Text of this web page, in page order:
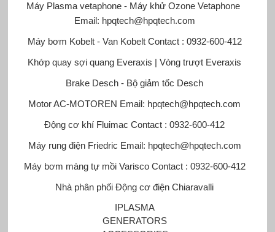
Máy Plasma vetaphone - Máy khử Ozone Vetaphone
Email: hpqtech@hpqtech.com
Máy bơm Kobelt - Van KobeltContact : 0932-600-412
Khớp quay sợi quang Everaxis | Vòng trượt Everaxis
Brake Desch - Bộ giảm tốc Desch
Motor AC-MOTOREN Email: hpqtech@hpqtech.com
Động cơ khí Fluimac Contact : 0932-600-412
Máy rung điện Friedric Email: hpqtech@hpqtech.com
Máy bơm màng tự mồi VariscoContact : 0932-600-412
Nhà phân phối Động cơ điện Chiaravalli
IPLASMA
GENERATORS